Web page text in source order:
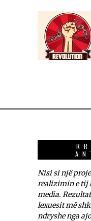
Nisi si një
realizimin e tij
media.
lexuesit më
ndryshe nga